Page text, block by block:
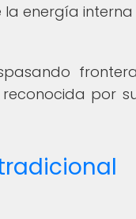
la energía
por